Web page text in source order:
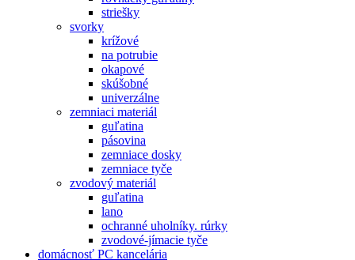
striešky
svorky
krížové
na potrubie
okapové
skúšobné
univerzálne
zemniaci materiál
guľatina
pásovina
zemniace dosky
zemniace tyče
zvodový materiál
guľatina
lano
ochranné uholníky. rúrky
zvodové-jímacie tyče
domácnosť PC kancelária